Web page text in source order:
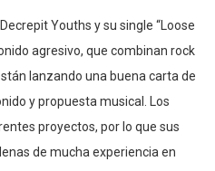
Youths y su single “Loose
agresivo, que combinan rock
lanzando una buena carta de
y propuesta musical. Los
proyectos, por lo que sus
de mucha experiencia en